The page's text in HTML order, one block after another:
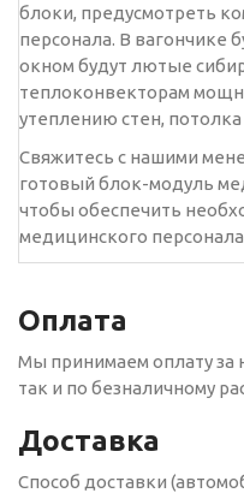
блоки, предусмотреть
персонала. В вагончике
окном будут лютые
теплоконвекторам
утеплению стен, потолка
Свяжитесь с нашими
готовый блок-модуль
чтобы обеспечить
медицинского
Оплата
Мы принимаем оплату за
так и по безналичному
Доставка
Способ доставки